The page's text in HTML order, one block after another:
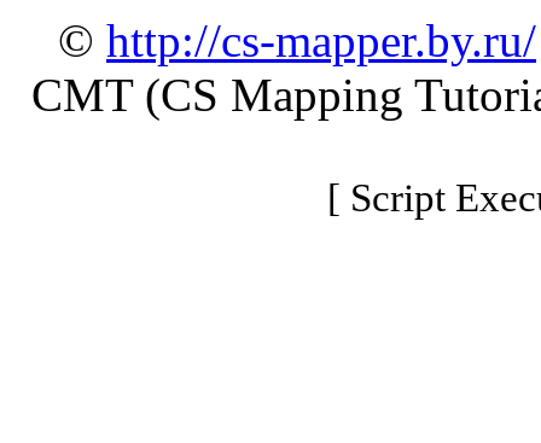
© http://cs-mapper.by.ru/
CMT (CS Mapping
[ Script